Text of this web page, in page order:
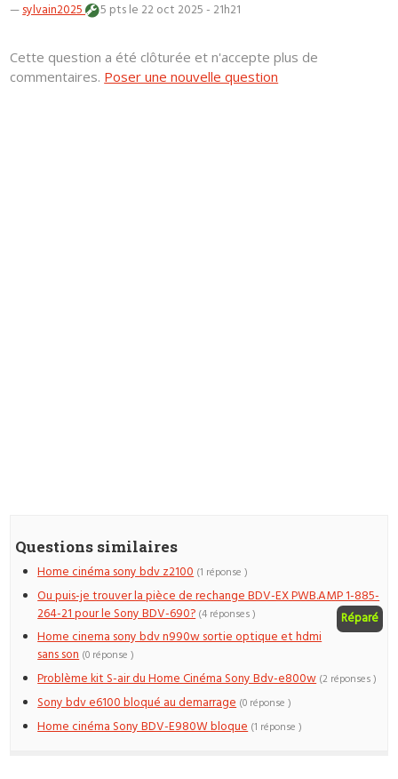
—sylvain2025 5 ptsle 22 oct 2025 - 21h21
Cette question a été clôturée et n'accepte plus de
commentaires. Poser une nouvelle question
Questions similaires
Home cinéma sony bdv z2100 (1 réponse )
Ou puis-je trouver la pièce de rechange BDV-EX PWB.AMP 1-885-
264-21 pour le Sony BDV-690?
Réparé
(4 réponses )
Home cinema sony bdv n990w sortie optique et hdmi
sans son (0 réponse )
Problème kit S-air du Home Cinéma Sony Bdv-e800w (2 réponses )
Sony bdv e6100 bloqué au demarrage (0 réponse )
Home cinéma Sony BDV-E980W bloque (1 réponse )